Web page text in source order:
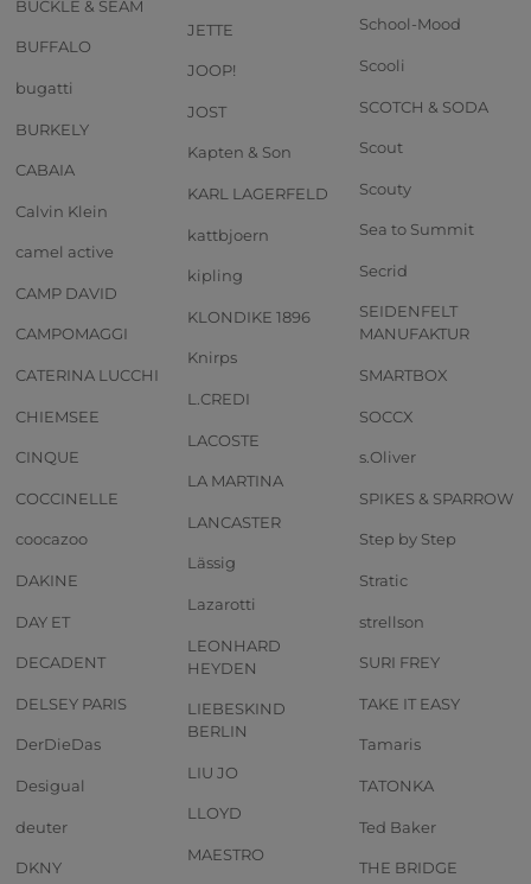
BUCKLE & SEAM
BUFFALO
bugatti
BURKELY
CABAIA
Calvin Klein
camel active
CAMP DAVID
CAMPOMAGGI
CATERINA LUCCHI
CHIEMSEE
CINQUE
COCCINELLE
coocazoo
DAKINE
DAY ET
DECADENT
DELSEY PARIS
DerDieDas
Desigual
deuter
DKNY
JETTE
JOOP!
JOST
Kapten & Son
KARL LAGERFELD
kattbjoern
kipling
KLONDIKE 1896
Knirps
L.CREDI
LACOSTE
LA MARTINA
LANCASTER
Lässig
Lazarotti
LEONHARD
HEYDEN
LIEBESKIND
BERLIN
LIU JO
LLOYD
MAESTRO
School-Mood
Scooli
SCOTCH & SODA
Scout
Scouty
Sea to Summit
Secrid
SEIDENFELT
MANUFAKTUR
SMARTBOX
SOCCX
s.Oliver
SPIKES & SPARROW
Step by Step
Stratic
strellson
SURI FREY
TAKE IT EASY
Tamaris
TATONKA
Ted Baker
THE BRIDGE